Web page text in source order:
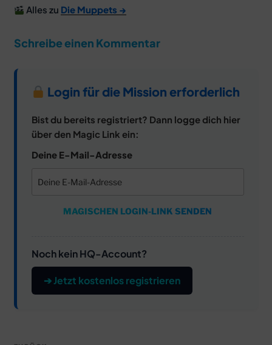
Alles zu Die Muppets →
Schreibe einen Kommentar
Login für die Mission erforderlich
Bist du bereits registriert? Dann logge dich hier
über den Magic Link ein:
Deine E-Mail-Adresse
MAGISCHEN LOGIN-LINK SENDEN
Noch kein HQ-Account?
➔ Jetzt kostenlos registrieren
Beitragsnavigation